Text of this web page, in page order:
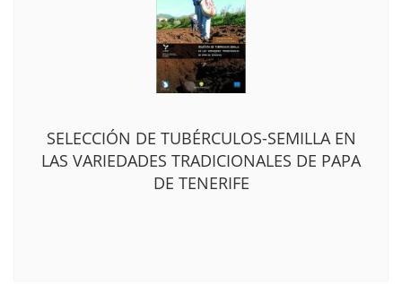
SELECCIÓN DE TUBÉRCULOS-SEMILLA EN
LAS VARIEDADES TRADICIONALES DE PAPA
DE TENERIFE